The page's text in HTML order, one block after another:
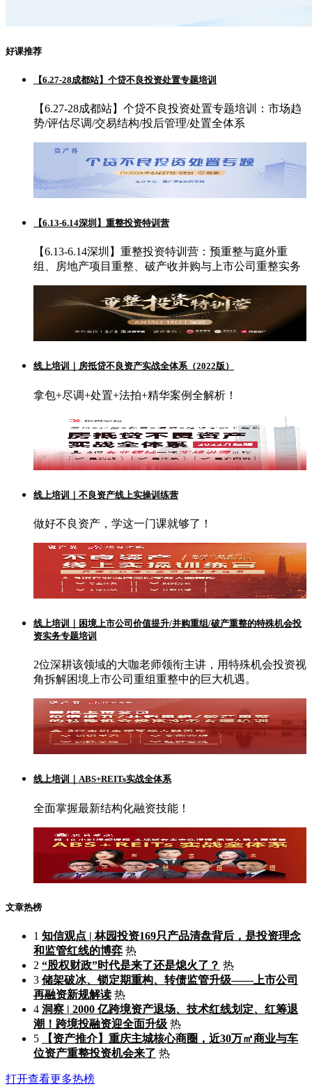
好课推荐
【6.27-28成都站】个贷不良投资处置专题培训
【6.27-28成都站】个贷不良投资处置专题培训：市场趋
势/评估尽调/交易结构/投后管理/处置全体系
【6.13-6.14深圳】重整投资特训营
【6.13-6.14深圳】重整投资特训营：预重整与庭外重
组、房地产项目重整、破产收并购与上市公司重整实务
线上培训｜房抵贷不良资产实战全体系（2022版）
拿包+尽调+处置+法拍+精华案例全解析！
线上培训｜不良资产线上实操训练营
做好不良资产，学这一门课就够了！
线上培训｜困境上市公司价值提升/并购重组/破产重整的特殊机会投
资实务专题培训
2位深耕该领域的大咖老师领衔主讲，用特殊机会投资视
角拆解困境上市公司重组重整中的巨大机遇。
线上培训｜ABS+REITs实战全体系
全面掌握最新结构化融资技能！
文章热榜
1 知信观点 | 林园投资169只产品清盘背后，是投资理念
和监管红线的博弈 热
2 “股权财政”时代是来了还是熄火了？ 热
3 储架破冰、锁定期重构、转债监管升级——上市公司
再融资新规解读 热
4 洞察 | 2000 亿跨境资产退场、技术红线划定、红筹退
潮！跨境投融资迎全面升级 热
5
【资产推介】重庆主城核心商圈，近30万㎡商业与车
位资产重整投资机会来了 热
打开查看更多热榜